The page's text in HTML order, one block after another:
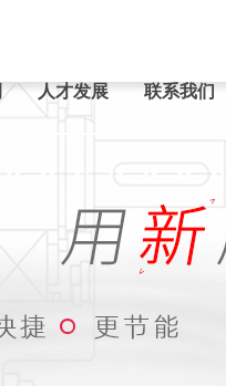
人才发展 联系我们